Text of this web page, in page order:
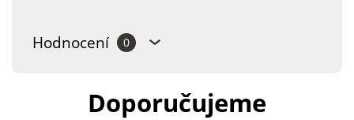
Hodnocení 0
Doporučujeme